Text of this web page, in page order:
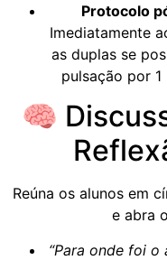
Protocolo
Imediatamente
as duplas se
pulsação por
🧠
Reúna os alunos em
e abra
“Para onde foi